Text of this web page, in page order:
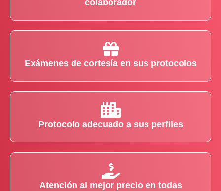
colaborador
Exámenes de cortesía en sus protocolos
Protocolo adecuado a sus perfiles
Atención al mejor precio en todas